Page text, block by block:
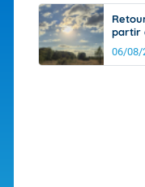
partir
06/08/